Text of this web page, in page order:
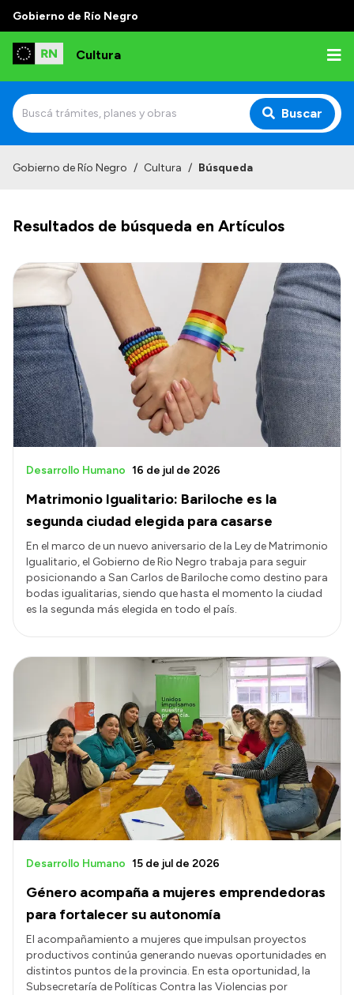
Gobierno de Río Negro
Cultura
Buscar
Funciones
Autoridades
Delegaciones
Normativa
Transparencia
Presupuesto
Boletín Oficial
Compras y licitaciones
Consulta de pago a proveedores
Convocatorias
Intranet
Login
Gobierno de Río Negro / Cultura / Búsqueda
Resultados de búsqueda en Artículos
Matrimonio Igualitario: Bariloche es la
segunda ciudad elegida para casarse
Desarrollo Humano 16 de jul de 2026
En el marco de un nuevo aniversario de la Ley de Matrimonio
Igualitario, el Gobierno de Rio Negro trabaja para seguir
posicionando a San Carlos de Bariloche como destino para
bodas igualitarias, siendo que hasta el momento la ciudad
es la segunda más elegida en todo el país.
Género acompaña a mujeres emprendedoras
para fortalecer su autonomía
Desarrollo Humano 15 de jul de 2026
El acompañamiento a mujeres que impulsan proyectos
productivos continúa generando nuevas oportunidades en
distintos puntos de la provincia. En esta oportunidad, la
Subsecretaría de Políticas Contra las Violencias por